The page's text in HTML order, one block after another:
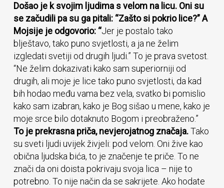
Došao je k svojim ljudima s velom na licu. Oni su
se začudili pa su ga pitali: “Zašto si pokrio lice?” A
Mojsije je odgovorio: “Jer je postalo tako
blještavo, tako puno svjetlosti, a ja ne želim
izgledati svetiji od drugih ljudi.” To je prava svetost.
“Ne želim dokazivati kako sam superiorniji od
drugih, ali moje je lice tako puno svjetlosti, da kad
bih hodao među vama bez vela, svatko bi pomislio
kako sam izabran, kako je Bog sišao u mene, kako je
moje srce bilo dotaknuto Bogom i preobraženo.”
To je prekrasna priča, nevjerojatnog značaja.Tako
su sveti ljudi uvijek živjeli: pod velom. Oni žive kao
obična ljudska bića, to je značenje te priče. To ne
znači da oni doista pokrivaju svoja lica – nije to
potrebno. To nije način da se sakrijete. Ako hodate